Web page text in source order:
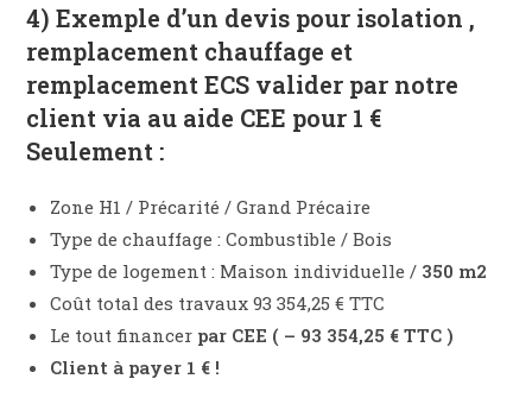
4) Exemple d’un devis pour isolation ,
remplacement chauffage et
remplacement ECS valider par notre
client via au aide CEE pour 1 €
Seulement :
Zone H1 / Précarité / Grand Précaire
Type de chauffage : Combustible / Bois
Type de logement : Maison individuelle / 350 m2
Coût total des travaux 93 354,25 € TTC
Le tout financer par CEE ( – 93 354,25 € TTC )
Client à payer 1 € !